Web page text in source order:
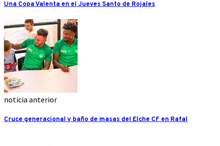
Una Copa Valenta en el Jueves Santo de Rojales
noticia anterior
Cruce generacional y baño de masas del Elche CF en Rafal